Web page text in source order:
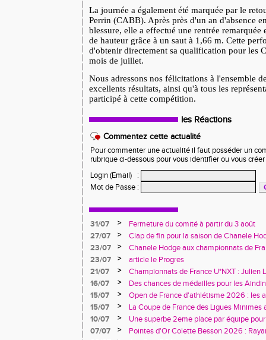
La journée a également été marquée par le
Perrin (CABB). Après près d'un an d'absence
blessure, elle a effectué une rentrée
de hauteur grâce à un saut à 1,66 m. Cette
d'obtenir directement sa qualification pour les
mois de juillet.
Nous adressons nos félicitations à l'ensemble
excellents résultats, ainsi qu'à tous les
participé à cette compétition.
les Réactions
Commentez cette actualité
Pour commenter une actualité il faut posséder un
rubrique ci-dessous pour vous identifier ou vous
Login (Email)
:
Mot de Passe :
31/07 >
Fermeture du comité à partir du 3 août
27/07
>
Clap de fin pour la saison de Chanele
23/07
>
Chanele Hodge aux championnats de
23/07
>
article le Progres
21/07
>
Championnats de France U*NXT : Julien
jeunesse aindinoise confirme son talent
16/07 >
Des chances de médailles pour les
France Avenir à Charléty
15/07 >
Open de France d'athlétisme 2026 : les
rendez-vous à Blois
15/07 >
La Coupe de France des Ligues Minimes
riche en enseignements
10/07 >
Une superbe 2eme place par équipe
Trophée des Alpes à Belley
07/07 >
Pointes d'Or Colette Besson 2026 :